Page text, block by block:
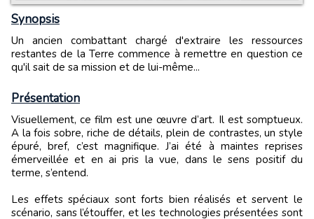
Synopsis
Un ancien combattant chargé d'extraire les ressources
restantes de la Terre commence à remettre en question ce
qu'il sait de sa mission et de lui-même...
Présentation
Visuellement, ce film est une œuvre d’art. Il est somptueux.
A la fois sobre, riche de détails, plein de contrastes, un style
épuré, bref, c’est magnifique. J’ai été à maintes reprises
émerveillée et en ai pris la vue, dans le sens positif du
terme, s’entend.
Les effets spéciaux sont forts bien réalisés et servent le
scénario, sans l’étouffer, et les technologies présentées sont